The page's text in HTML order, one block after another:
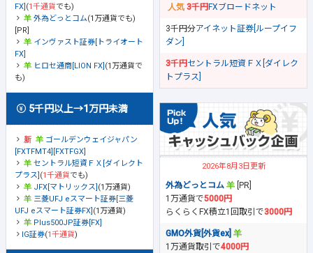
FX] (1千通貨でも)
外為どっとコム(1万通貨でも)
[PR]
インヴァスト証券[トライオート
FX]
ヒロセ通商[LION FX] (1万通貨で
も)
5千円以上→1万円未満
ゴールデンウェイジャパン
[FXTFMT4][FXTFGX]
セントラル短資ＦＸ[ダイレクト
プラス] (1千通貨でも)
JFX[マトリックス] (1万通貨)
三菱UFJ eスマート証券[三菱
UFJ eスマート証券FX] (1万通貨)
Plus500JP証券[FX]
IG証券(1千通貨)
3千円FXブロードネット
3千円分アイネット証券[ループイフ
ダン]
3千円セントラル短資ＦＸ[ダイレク
トプラス]
2026年8月3日更新
外為どっとコム
[PR]
1万通貨で5000円
らくらくFX積立1回取引で3000円
GMO外貨[外貨ex]
1万通貨取引で4000円